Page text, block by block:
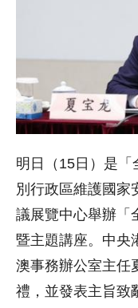
明日（15日）是
別行政區維護國家
議展覽中心舉辦「
暨主題講座。中央
澳事務辦公室主任
禮，並發表主旨致